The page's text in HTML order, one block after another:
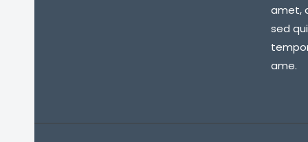
amet,
sed
ame.